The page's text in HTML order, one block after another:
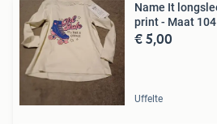
Name It
print - Maat 104
€ 5,00
Uffelte